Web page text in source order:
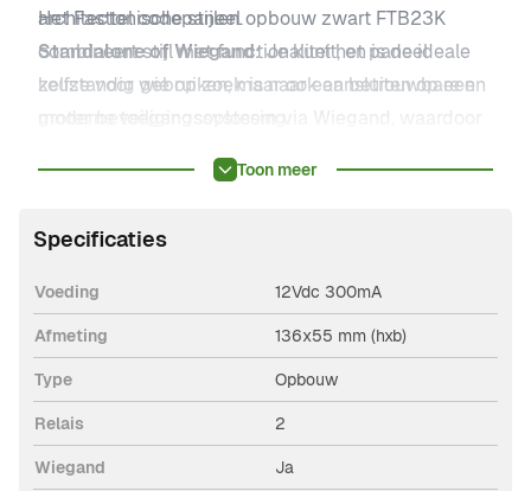
architectonische stijlen.
Standalone of Wiegand:Je kunt het paneel
zelfstandig gebruiken, maar ook aansluiten op een
groter beveiligingssysteem via Wiegand, waardoor
Het Fasttel codepaneel opbouw zwart FTB23K
combineert stijl met functionaliteit, en is de ideale
keuze voor wie op zoek is naar een betrouwbare en
moderne toegangsoplossing.
Toon meer
Specificaties
Voeding 12Vdc 300mA
Afmeting 136x55 mm (hxb)
Type Opbouw
Relais 2
Wiegand Ja